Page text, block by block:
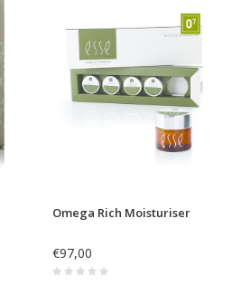
Omega Rich Moisturiser
€97,00